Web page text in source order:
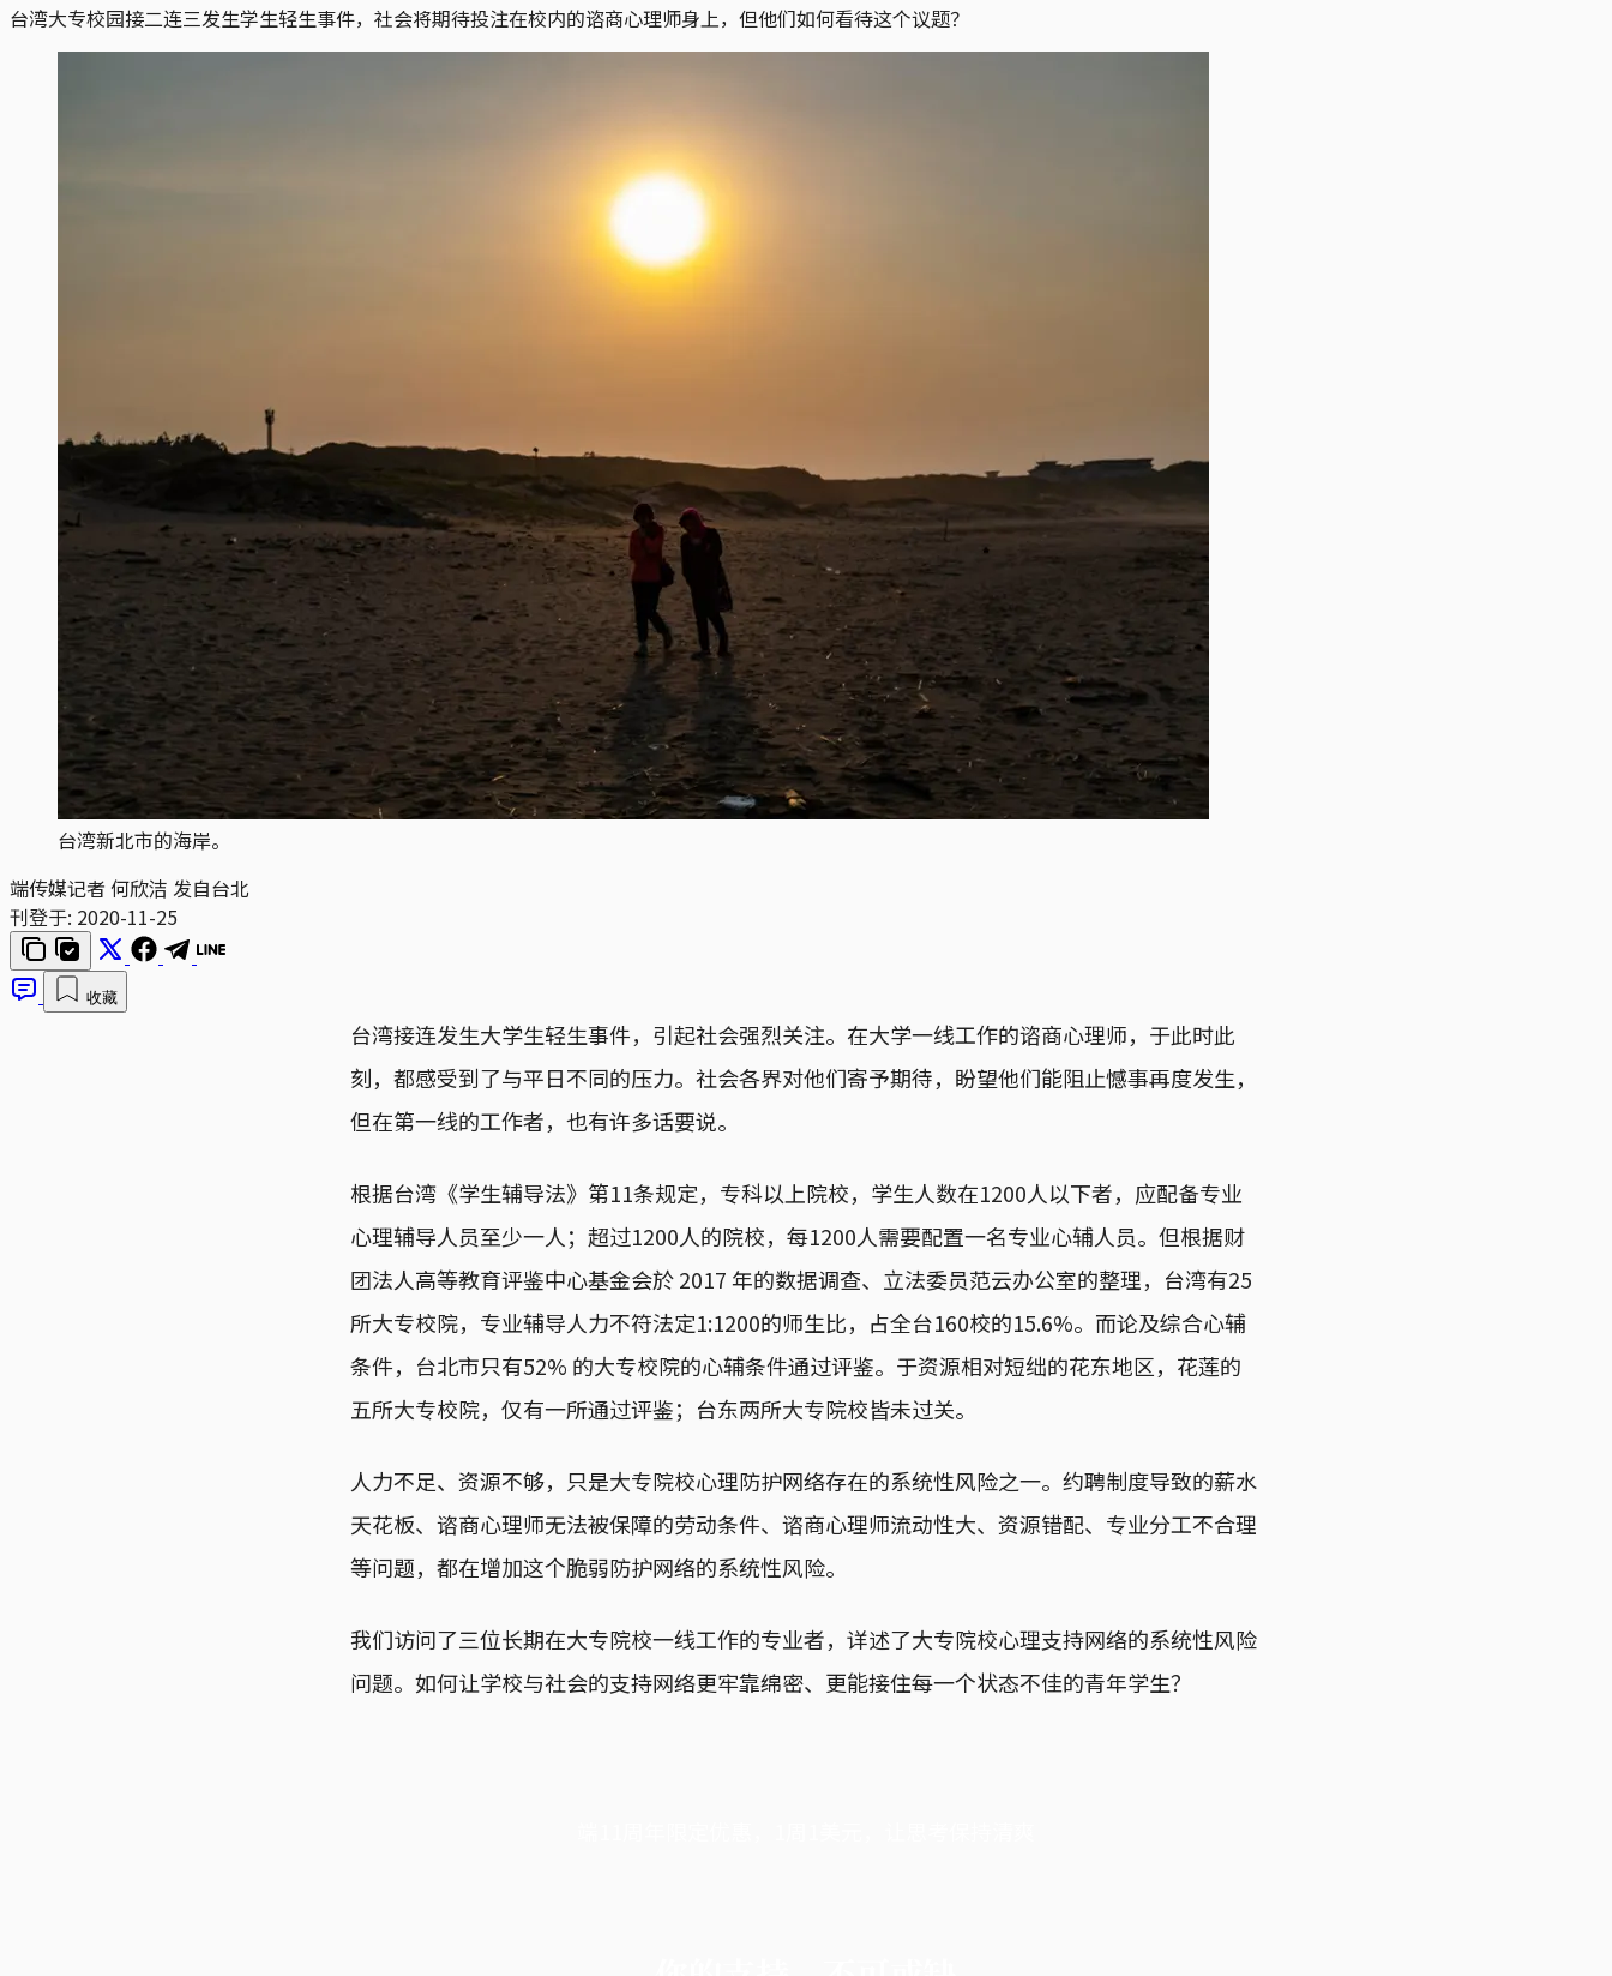
台湾大专校园接二连三发生学生轻生事件，社会将期待投注在校内的谘商心理师身上，但他们如何看待这个议题？
台湾新北市的海岸。
端传媒记者 何欣洁 发自台北
刊登于: 2020-11-25
收藏
台湾接连发生大学生轻生事件，引起社会强烈关注。在大学一线工作的谘商心理师，于此时此
刻，都感受到了与平日不同的压力。社会各界对他们寄予期待，盼望他们能阻止憾事再度发生，
但在第一线的工作者，也有许多话要说。
根据台湾《学生辅导法》第11条规定，专科以上院校，学生人数在1200人以下者，应配备专业
心理辅导人员至少一人；超过1200人的院校，每1200人需要配置一名专业心辅人员。但根据财
团法人高等教育评鉴中心基金会於 2017 年的数据调查、立法委员范云办公室的整理，台湾有25
所大专校院，专业辅导人力不符法定1:1200的师生比，占全台160校的15.6%。而论及综合心辅
条件，台北市只有52% 的大专校院的心辅条件通过评鉴。于资源相对短绌的花东地区，花莲的
五所大专校院，仅有一所通过评鉴；台东两所大专院校皆未过关。
人力不足、资源不够，只是大专院校心理防护网络存在的系统性风险之一。约聘制度导致的薪水
天花板、谘商心理师无法被保障的劳动条件、谘商心理师流动性大、资源错配、专业分工不合理
等问题，都在增加这个脆弱防护网络的系统性风险。
我们访问了三位长期在大专院校一线工作的专业者，详述了大专院校心理支持网络的系统性风险
问题。如何让学校与社会的支持网络更牢靠绵密、更能接住每一个状态不佳的青年学生？